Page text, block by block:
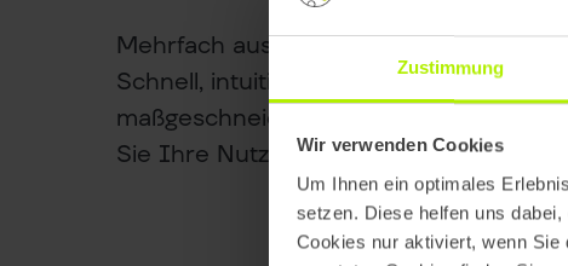
Zustimmung
Wir verwenden Cookies
Um Ihnen ein optimales
setzen. Diese helfen uns
Cookies nur aktiviert, wenn Sie
Mehrfach ausgezeichnete
Schnell, intuitiv, leistungsstark – mit
maßgeschneiderten mobilen Lösungen
Sie Ihre Nutzer überall und jederzeit.